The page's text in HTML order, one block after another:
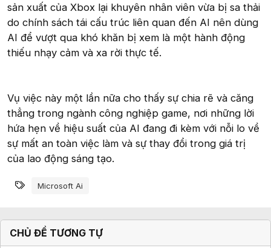
sản xuất của Xbox lại khuyên nhân viên vừa bị sa thải
do chính sách tái cấu trúc liên quan đến AI nên dùng
AI để vượt qua khó khăn bị xem là một hành động
thiếu nhạy cảm và xa rời thực tế.
Vụ việc này một lần nữa cho thấy sự chia rẽ và căng
thẳng trong ngành công nghiệp game, nơi những lời
hứa hẹn về hiệu suất của AI đang đi kèm với nỗi lo về
sự mất an toàn việc làm và sự thay đổi trong giá trị
của lao động sáng tạo.
Từ khóa
Microsoft Ai
CHỦ ĐỀ TƯƠNG TỰ